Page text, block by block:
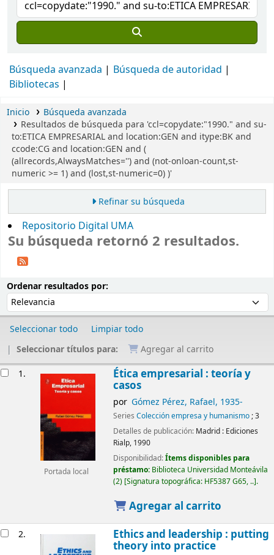
Búsqueda avanzada
Búsqueda de autoridad
Bibliotecas
Inicio
Búsqueda avanzada
Resultados de búsqueda para 'ccl=copydate:"1990." and su-
to:ETICA EMPRESARIAL and location:GEN and itype:BK and
ccode:CG and location:GEN and (
(allrecords,AlwaysMatches='') and (not-onloan-count,st-
numeric >= 1) and (lost,st-numeric=0) )'
Refinar su búsqueda
Repositorio Digital UMA
Su búsqueda retornó 2 resultados.
Ordenar resultados por:
Seleccionar todo
Limpiar todo
Seleccionar títulos para:
Agregar al carrito
1.
Portada local
Ética empresarial : teoría y
casos
por Gómez Pérez, Rafael, 1935-
Series Colección empresa y humanismo; 3
Detalles de publicación: Madrid : Ediciones
Rialp, 1990
Disponibilidad:Ítems disponibles para
préstamo: Biblioteca Universidad Monteávila
(2) Signatura topográfica: HF5387 G65, .. .
Agregar al carrito
2. Ethics and leadership : putting
theory into practice